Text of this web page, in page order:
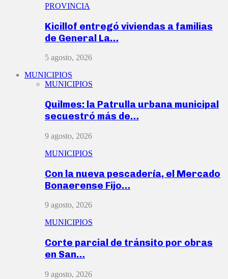
PROVINCIA
Kicillof entregó viviendas a familias
de General La…
5 agosto, 2026
MUNICIPIOS
MUNICIPIOS
Quilmes: la Patrulla urbana municipal
secuestró más de…
9 agosto, 2026
MUNICIPIOS
Con la nueva pescadería, el Mercado
Bonaerense Fijo…
9 agosto, 2026
MUNICIPIOS
Corte parcial de tránsito por obras
en San…
9 agosto, 2026